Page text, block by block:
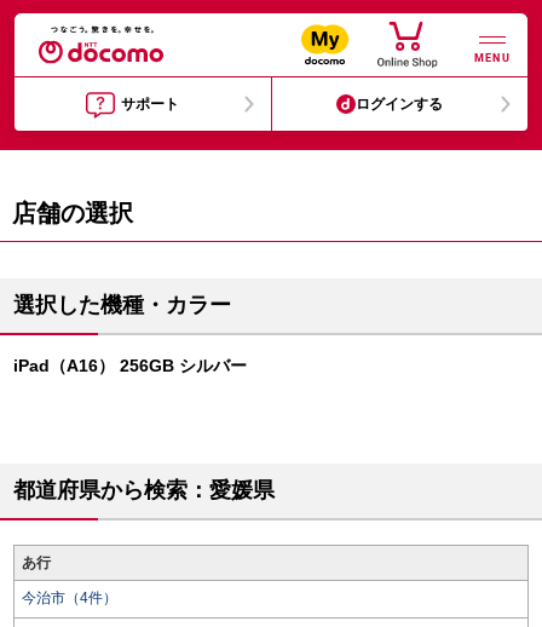
MENU
サポート ログインする
店舗の選択
選択した機種・カラー
iPad（A16） 256GB シルバー
都道府県から検索：愛媛県
あ行
今治市（4件）